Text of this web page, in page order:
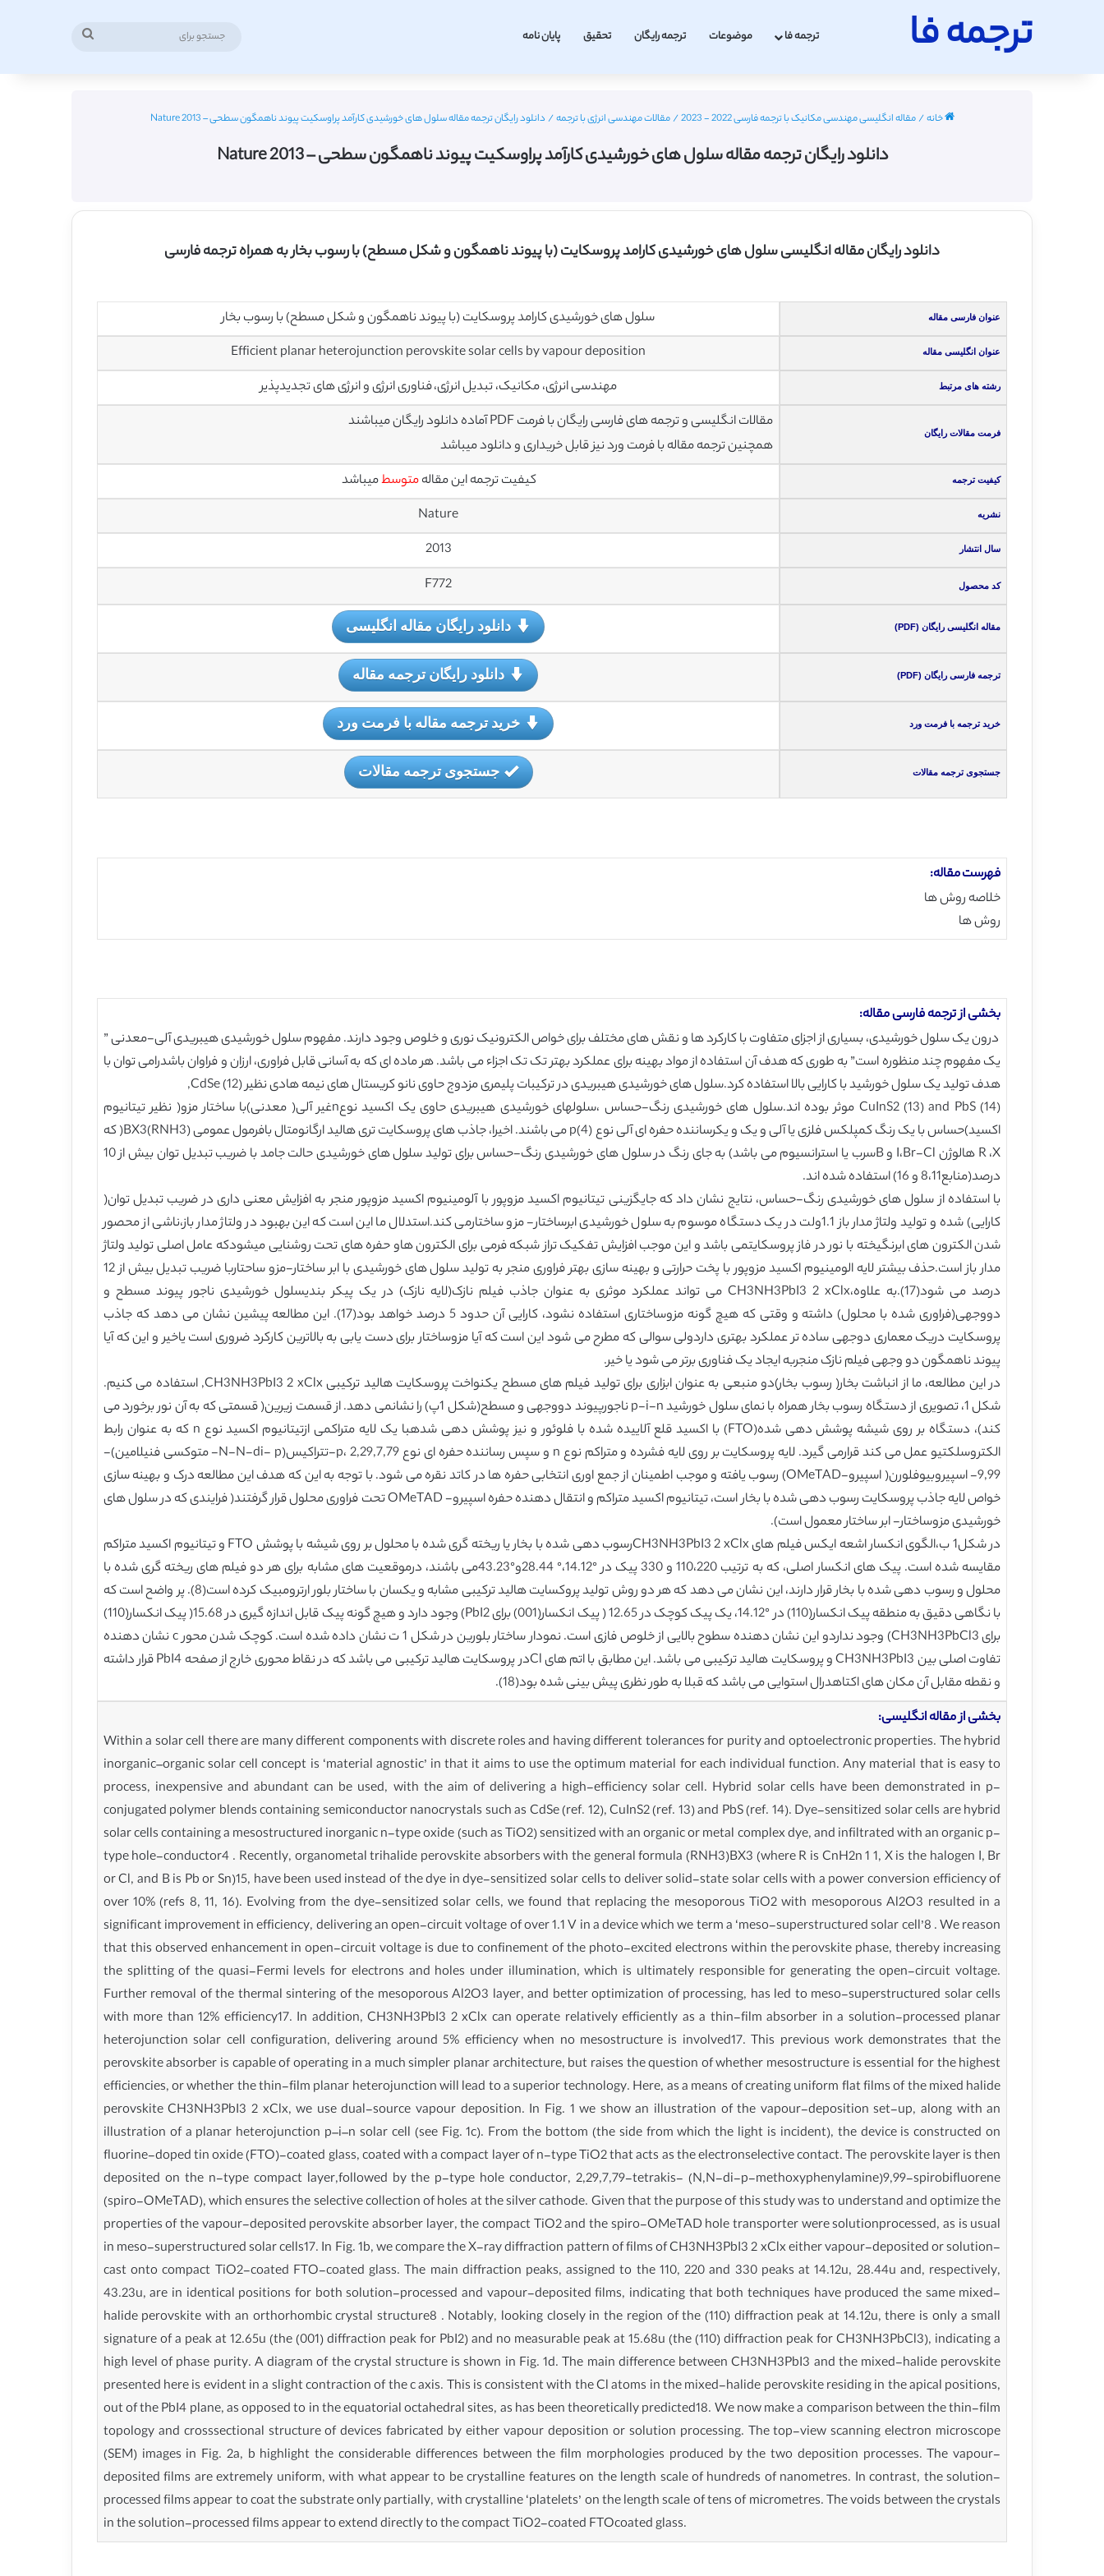
ترجمه فا ترجمه فا موضوعات ترجمه رایگان تحقیق پایان نامه
خانه/مقاله انگلیسی مهندسی مکانیک با ترجمه فارسی 2022 - 2023 /مقالات مهندسی انرژی با ترجمه/ دانلود رایگان ترجمه مقاله سلول های خورشیدی کارآمد پراوسکیت پیوند ناهمگون سطحی – Nature 2013
دانلود رایگان ترجمه مقاله سلول های خورشیدی کارآمد پراوسکیت پیوند ناهمگون سطحی – Nature 2013
دانلود رایگان مقاله انگلیسی سلول های خورشیدی کارامد پروسکایت (با پیوند ناهمگون و شکل مسطح) با رسوب بخار به همراه ترجمه فارسی
عنوان فارسی مقاله سلول های خورشیدی کارامد پروسکایت (با پیوند ناهمگون و شکل مسطح) با رسوب بخار
عنوان انگلیسی مقاله Efficient planar heterojunction perovskite solar cells by vapour deposition
رشته های مرتبط مهندسی انرژی، مکانیک، تبدیل انرژی، فناوری انرژی و انرژی های تجدیدپذیر
فرمت مقالات رایگان
مقالات انگلیسی و ترجمه های فارسی رایگان با فرمت PDF آماده دانلود رایگان میباشند
همچنین ترجمه مقاله با فرمت ورد نیز قابل خریداری و دانلود میباشد
کیفیت ترجمه کیفیت ترجمه این مقالهمتوسطمیباشد
نشریه Nature
سال انتشار 2013
کد محصول F772
مقاله انگلیسی رایگان (PDF) دانلود رایگان مقاله انگلیسی
ترجمه فارسی رایگان (PDF) دانلود رایگان ترجمه مقاله
خرید ترجمه با فرمت ورد خرید ترجمه مقاله با فرمت ورد
جستجوی ترجمه مقالات جستجوی ترجمه مقالات
فهرست مقاله:
خلاصه روش ها
روش ها
بخشی از ترجمه فارسی مقاله:
درون یک سلول خورشیدی، بسیاری از اجزای متفاوت با کارکرد ها و نقش های مختلف برای خواص الکترونیک نوری و خلوص وجود دارند. مفهوم سلول خورشیدی هیبریدی آلی-معدنی ”
یک مفهوم چند منظوره است” به طوری که هدف آن استفاده از مواد بهینه برای عملکرد بهتر تک تک اجزاء می باشد. هر ماده ای که به آسانی قابل فراوری، ارزان و فراوان باشدرامی توان با
هدف تولید یک سلول خورشید با کارایی بالا استفاده کرد.سلول های خورشیدی هیبریدی در ترکیبات پلیمری مزدوج حاوی نانو کریستال های نیمه هادی نظیر CdSe (12),
CuInS2 (13) and PbS (14) موثر بوده اند.سلول های خورشیدی رنگ-حساس ،سلولهای خورشیدی هیبریدی حاوی یک اکسید نوعnغیر آلی( معدنی)با ساختار مزو( نظیر تیتانیوم
اکسید)حساس با یک رنگ کمپلکس فلزی یا آلی و یک و یکرساننده حفره ای آلی نوع p(4) می باشند. اخیرا، جاذب های پروسکایت تری هالید ارگانومتال بافرمول عمومی (RNH3)BX3( که
R ،X هالوژن I،Br-Cl و Bسرب یا استرانسیوم می باشد) به جای رنگ در سلول های خورشیدی رنگ-حساس برای تولید سلول های خورشیدی حالت جامد با ضریب تبدیل توان بیش از 10
درصد(منابع8،11 و 16) استفاده شده اند.
با استفاده از سلول های خورشیدی رنگ-حساس، نتایج نشان داد که جایگزینی تیتانیوم اکسید مزوپور با آلومینیوم اکسید مزوپور منجر به افزایش معنی داری در ضریب تبدیل توان(
کارایی) شده و تولید ولتاژ مدار باز 1.1ولت در یک دستگاه موسوم به سلول خورشیدی ابرساختار- مزو ساختارمی کند.استدلال ما این است که این بهبود در ولتاژ مدار باز،ناشی از محصور
شدن الکترون های ابرنگیخته با نور در فاز پروسکایتمی باشد و این موجب افزایش تفکیک تراز شبکه فرمی برای الکترون هاو حفره های تحت روشنایی میشودکه عامل اصلی تولید ولتاژ
مدار باز است.حذف بیشتر لایه الومینیوم اکسید مزوپور با پخت حرارتی و بهینه سازی بهتر فراوری منجر به تولید سلول های خورشیدی با ابر ساختار-مزو ساحتاربا ضریب تبدیل بیش از 12
درصد می شود(17).به علاوه،CH3NH3PbI3 2 xClx می تواند عملکرد موثری به عنوان جاذب فیلم نازک(لایه نازک) در یک پیکر بندیسلول خورشیدی ناجور پیوند مسطح و
دووجهی(فراوری شده با محلول) داشته و وقتی که هیچ گونه مزوساختاری استفاده نشود، کارایی آن حدود 5 درصد خواهد بود(17). این مطالعه پیشین نشان می دهد که جاذب
پروسکایت دریک معماری دوجهی ساده تر عملکرد بهتری داردولی سوالی که مطرح می شود این است که آیا مزوساختار برای دست یابی به بالاترین کارکرد ضروری است یاخیر و این که آیا
پیوند ناهمگون دو وجهی فیلم نازک منجربه ایجاد یک فناوری برتر می شود یا خیر.
در این مطالعه، ما از انباشت بخار( رسوب بخار)دو منبعی به عنوان ابزاری برای تولید فیلم های مسطح یکنواخت پروسکایت هالید ترکیبی CH3NH3PbI3 2 xClx, استفاده می کنیم.
شکل 1، تصویری از دستگاه رسوب بخار همراه با نمای سلول خورشید p-i-n ناجورپیوند دووجهی و مسطح(شکل 1پ) را نشانمی دهد. از قسمت زیرین( قسمتی که به آن نور برخورد می
کند)، دستگاه بر روی شیشه پوشش دهی شده(FTO) با اکسید قلع آلاییده ‌شده با فلوئور و نیز پوشش دهی شدهبا یک لایه متراکمی ازتیتانیوم اکسید نوع n که به عنوان رابط
الکتروسلکتیو عمل می کند قرارمی گیرد. لایه پروسکایت بر روی لایه فشرده و متراکم نوع n و سپس رساننده حفره ای نوع p، 2,29,7,79-تتراکیس(N-N-di- p- متوکسی فنیلامین)-
9,99- اسپیروبیوفلورن( اسپیرو-OMeTAD) رسوب یافته و موجب اطمینان از جمع اوری انتخابی حفره ها در کاتد نقره می شود. با توجه به این که هدف این مطالعه درک و بهینه سازی
خواص لایه جاذب پروسکایت رسوب دهی شده با بخار است، تیتانیوم اکسید متراکم و انتقال دهنده حفره اسپیرو- OMeTAD تحت فراوری محلول قرار گرفتند( فرایندی که در سلول های
خورشیدی مزوساختار- ابر ساختار معمول است).
در شکل1 ب،الگوی انکسار اشعه ایکس فیلم های CH3NH3PbI3 2 xClxرسوب دهی شده با بخار یا ریخته گری شده با محلول بر روی شیشه با پوشش FTO و تیتانیوم اکسید متراکم
مقایسه شده است. پیک های انکسار اصلی، که به ترتیب 110،220 و 330 پیک در °14.12،° 28.44و°43.23می باشند، درموقعیت های مشابه برای هر دو فیلم های ریخته گری شده با
محلول و رسوب دهی شده با بخار قرار دارند، این نشان می دهد که هر دو روش تولید پروکسایت هالید ترکیبی مشابه و یکسان با ساختار بلور ارترومبیک کرده است(8). پر واضح است که
با نگاهی دقیق به منطقه پیک انکسار(110) در °14.12، یک پیک کوچک در 12.65 ( پیک انکسار(001) برای PbI2) وجود دارد و هیچ گونه پیک قابل اندازه گیری در 15.68( پیک انکسار(110)
برای CH3NH3PbCl3) وجود نداردو این نشان دهنده سطوح بالایی از خلوص فازی است. نمودار ساختار بلورین در شکل 1 ت نشان داده شده است. کوچک شدن محور c نشان دهنده
تفاوت اصلی بین CH3NH3PbI3 و پروسکایت هالید ترکیبی می باشد. این مطابق با اتم های Clدر پروسکایت هالید ترکیبی می باشد که در نقاط محوری خارج از صفحه PbI4 قرار داشته
و نقطه مقابل آن مکان های اکتاهدرال استوایی می باشد که قبلا به طور نظری پیش بینی شده بود(18).
بخشی از مقاله انگلیسی:
Within a solar cell there are many different components with discrete roles and having different tolerances for purity and optoelectronic properties. The hybrid
inorganic–organic solar cell concept is ‘material agnostic’ in that it aims to use the optimum material for each individual function. Any material that is easy to
process, inexpensive and abundant can be used, with the aim of delivering a high-efficiency solar cell. Hybrid solar cells have been demonstrated in p-
conjugated polymer blends containing semiconductor nanocrystals such as CdSe (ref. 12), CuInS2 (ref. 13) and PbS (ref. 14). Dye-sensitized solar cells are hybrid
solar cells containing a mesostructured inorganic n-type oxide (such as TiO2) sensitized with an organic or metal complex dye, and infiltrated with an organic p-
type hole-conductor4 . Recently, organometal trihalide perovskite absorbers with the general formula (RNH3)BX3 (where R is CnH2n 1 1, X is the halogen I, Br
or Cl, and B is Pb or Sn)15, have been used instead of the dye in dye-sensitized solar cells to deliver solid-state solar cells with a power conversion efficiency of
over 10% (refs 8, 11, 16). Evolving from the dye-sensitized solar cells, we found that replacing the mesoporous TiO2 with mesoporous Al2O3 resulted in a
significant improvement in efficiency, delivering an open-circuit voltage of over 1.1 V in a device which we term a ‘meso-superstructured solar cell’8 . We reason
that this observed enhancement in open-circuit voltage is due to confinement of the photo-excited electrons within the perovskite phase, thereby increasing
the splitting of the quasi-Fermi levels for electrons and holes under illumination, which is ultimately responsible for generating the open-circuit voltage.
Further removal of the thermal sintering of the mesoporous Al2O3 layer, and better optimization of processing, has led to meso-superstructured solar cells
with more than 12% efficiency17. In addition, CH3NH3PbI3 2 xClx can operate relatively efficiently as a thin-film absorber in a solution-processed planar
heterojunction solar cell configuration, delivering around 5% efficiency when no mesostructure is involved17. This previous work demonstrates that the
perovskite absorber is capable of operating in a much simpler planar architecture, but raises the question of whether mesostructure is essential for the highest
efficiencies, or whether the thin-film planar heterojunction will lead to a superior technology. Here, as a means of creating uniform flat films of the mixed halide
perovskite CH3NH3PbI3 2 xClx, we use dual-source vapour deposition. In Fig. 1 we show an illustration of the vapour-deposition set-up, along with an
illustration of a planar heterojunction p–i–n solar cell (see Fig. 1c). From the bottom (the side from which the light is incident), the device is constructed on
fluorine-doped tin oxide (FTO)-coated glass, coated with a compact layer of n-type TiO2 that acts as the electronselective contact. The perovskite layer is then
deposited on the n-type compact layer,followed by the p-type hole conductor, 2,29,7,79-tetrakis- (N,N-di-p-methoxyphenylamine)9,99-spirobifluorene
(spiro-OMeTAD), which ensures the selective collection of holes at the silver cathode. Given that the purpose of this study was to understand and optimize the
properties of the vapour-deposited perovskite absorber layer, the compact TiO2 and the spiro-OMeTAD hole transporter were solutionprocessed, as is usual
in meso-superstructured solar cells17. In Fig. 1b, we compare the X-ray diffraction pattern of films of CH3NH3PbI3 2 xClx either vapour-deposited or solution-
cast onto compact TiO2-coated FTO-coated glass. The main diffraction peaks, assigned to the 110, 220 and 330 peaks at 14.12u, 28.44u and, respectively,
43.23u, are in identical positions for both solution-processed and vapour-deposited films, indicating that both techniques have produced the same mixed-
halide perovskite with an orthorhombic crystal structure8 . Notably, looking closely in the region of the (110) diffraction peak at 14.12u, there is only a small
signature of a peak at 12.65u (the (001) diffraction peak for PbI2) and no measurable peak at 15.68u (the (110) diffraction peak for CH3NH3PbCl3), indicating a
high level of phase purity. A diagram of the crystal structure is shown in Fig. 1d. The main difference between CH3NH3PbI3 and the mixed-halide perovskite
presented here is evident in a slight contraction of the c axis. This is consistent with the Cl atoms in the mixed-halide perovskite residing in the apical positions,
out of the PbI4 plane, as opposed to in the equatorial octahedral sites, as has been theoretically predicted18. We now make a comparison between the thin-film
topology and crosssectional structure of devices fabricated by either vapour deposition or solution processing. The top-view scanning electron microscope
(SEM) images in Fig. 2a, b highlight the considerable differences between the film morphologies produced by the two deposition processes. The vapour-
deposited films are extremely uniform, with what appear to be crystalline features on the length scale of hundreds of nanometres. In contrast, the solution-
processed films appear to coat the substrate only partially, with crystalline ‘platelets’ on the length scale of tens of micrometres. The voids between the crystals
in the solution-processed films appear to extend directly to the compact TiO2-coated FTOcoated glass.